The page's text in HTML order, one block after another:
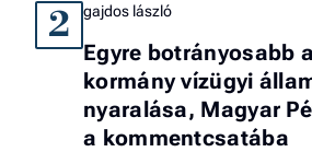
2 gajdos lászló
Egyre botrányosabb
kormány vízügyi
nyaralása, Magyar
a kommentcsatába